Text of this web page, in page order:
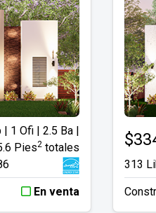
1 Ofi | 2.5 Ba |
Pies2totales
En venta
313